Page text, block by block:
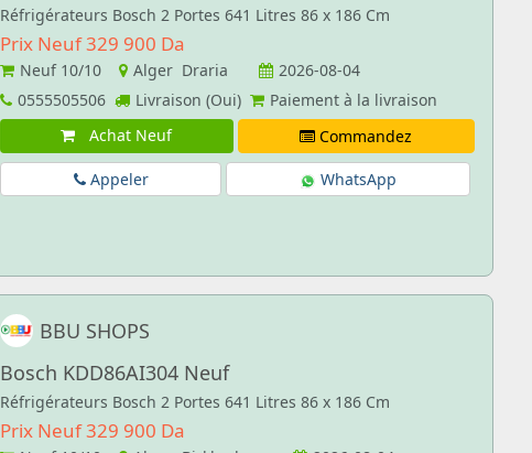
Réfrigérateurs Bosch 2 Portes 641 Litres 86 x 186 Cm
Prix Neuf 329 900 Da
Neuf 10/10 Alger Draria
2026-08-04
0555505506
Livraison (Oui)
Paiement à la livraison
Achat Neuf
Commandez
Appeler WhatsApp
BBU SHOPS
Bosch KDD86AI304 Neuf
Réfrigérateurs Bosch 2 Portes 641 Litres 86 x 186 Cm
Prix Neuf 329 900 Da